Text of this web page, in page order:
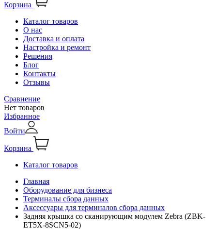
Корзина
Каталог товаров
О нас
Доставка и оплата
Настройка и ремонт
Решения
Блог
Контакты
Отзывы
Сравнение
Нет товаров
Избранное
Войти
Корзина
Каталог товаров
Главная
Оборудование для бизнеса
Терминалы сбора данных
Аксессуары для терминалов сбора данных
Задняя крышка со сканирующим модулем Zebra (ZBK-
ET5X-8SCN5-02)